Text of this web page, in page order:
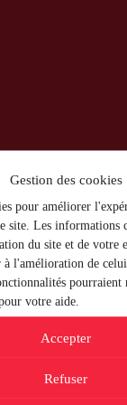
Gestion des cookies
pour améliorer
site. Les informations
du site et de votre
à l'amélioration de
pourraient
votre aide.
Accepter
Refuser